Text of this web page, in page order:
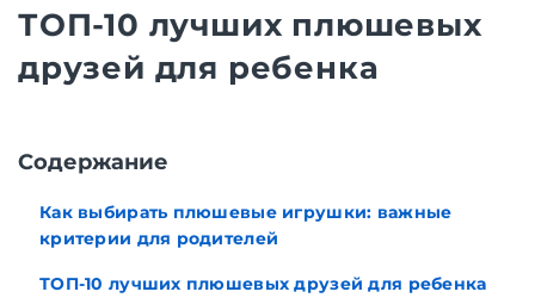
ТОП-10 лучших плюшевых
друзей для ребенка
Содержание
Как выбирать плюшевые игрушки: важные
критерии для родителей
ТОП-10 лучших плюшевых друзей для ребенка